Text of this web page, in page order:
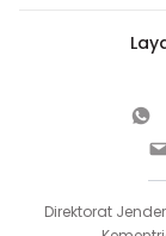
Direktorat